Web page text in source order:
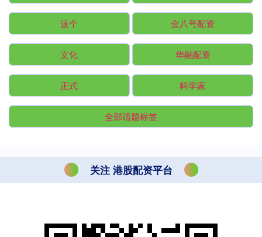
这个 金八号配资
文化 华融配资
正式 科学家
全部话题标签
关注 港股配资平台